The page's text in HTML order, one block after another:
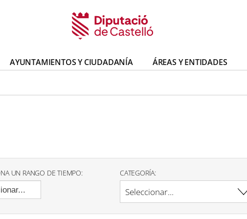
AYUNTAMIENTOS Y CIUDADANÍA ÁREAS Y ENTIDADES
UN RANGO DE TIEMPO:
CATEGORÍA: